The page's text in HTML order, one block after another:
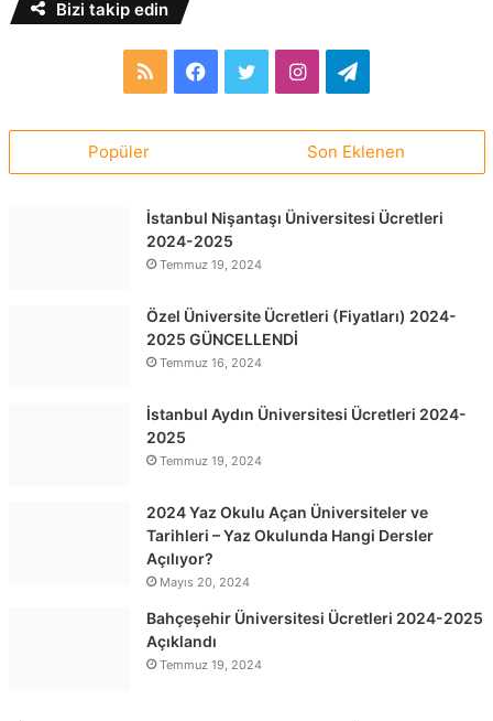
Bizi takip edin
RSS Facebook
TwitterInstagramTelegram
Popüler Son Eklenen
İstanbul Nişantaşı Üniversitesi Ücretleri
2024-2025
Temmuz 19, 2024
Özel Üniversite Ücretleri (Fiyatları) 2024-
2025 GÜNCELLENDİ
Temmuz 16, 2024
İstanbul Aydın Üniversitesi Ücretleri 2024-
2025
Temmuz 19, 2024
2024 Yaz Okulu Açan Üniversiteler ve
Tarihleri – Yaz Okulunda Hangi Dersler
Açılıyor?
Mayıs 20, 2024
Bahçeşehir Üniversitesi Ücretleri 2024-2025
Açıklandı
Temmuz 19, 2024